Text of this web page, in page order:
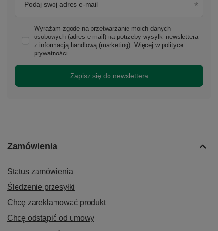
Podaj swój adres e-mail
Wyrażam zgodę na przetwarzanie moich danych
osobowych (adres e-mail) na potrzeby wysyłki newslettera
z informacją handlową (marketing). Więcej w polityce
prywatności.
Zapisz się do newslettera
Zamówienia
Status zamówienia
Śledzenie przesyłki
Chcę zareklamować produkt
Chcę odstąpić od umowy